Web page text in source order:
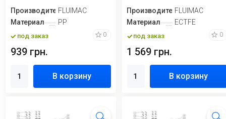
ПроизводительFLUIMAC
Материал
PP
под заказ 0
939 грн.
В корзину
ПроизводительFLUIMAC
Материал
ECTFE
под заказ 0
1 569 грн.
В корзину